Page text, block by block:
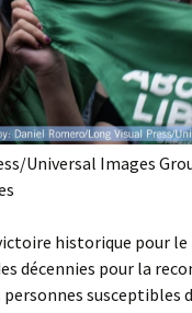
Universal Images
historique pour
décennies pour la
susceptibles